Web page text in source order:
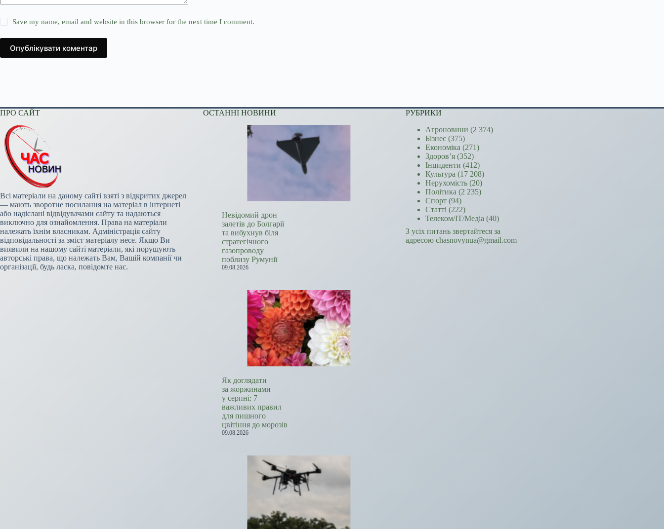
Save my name, email and website in this browser for the next time I comment.
Опублікувати коментар
ПРО САЙТ
Всі матеріали на даному сайті взяті з відкритих джерел
— мають зворотне посилання на матеріал в інтернеті
або надіслані відвідувачами сайту та надаються
виключно для ознайомлення. Права на матеріали
належать їхнім власникам. Адміністрація сайту
відповідальності за зміст матеріалу несе. Якщо Ви
виявили на нашому сайті матеріали, які порушують
авторські права, що належать Вам, Вашій компанії чи
організації, будь ласка, повідомте нас.
ОСТАННІ НОВИНИ
Невідомий дрон
залетів до Болгарії
та вибухнув біля
стратегічного
газопроводу
поблизу Румунії
09.08.2026
Як доглядати
за жоржинами
у серпні: 7
важливих правил
для пишного
цвітіння до морозів
09.08.2026
РУБРИКИ
Агроновини (2 374)
Бізнес (375)
Економіка (271)
Здоров’я (352)
Інциденти (412)
Культура (17 208)
Нерухомість (20)
Політика (2 235)
Спорт (94)
Статті (222)
Телеком/ІТ/Медіа (40)
З усіх питань звертайтеся за
адресою chasnovynua@gmail.com